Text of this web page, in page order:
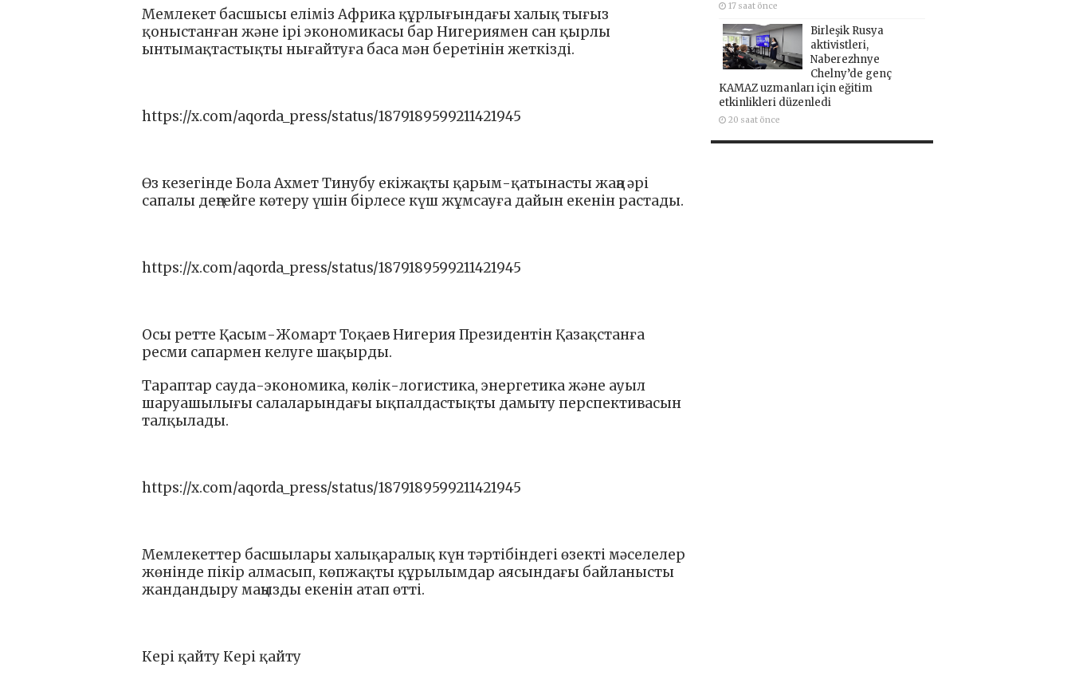
Мемлекет басшысы еліміз Африка құрлығындағы халық тығыз
қоныстанған және ірі экономикасы бар Нигериямен сан қырлы
ынтымақтастықты нығайтуға баса мән беретінін жеткізді.
https://x.com/aqorda_press/status/1879189599211421945
Өз кезегінде Бола Ахмет Тинубу екіжақты қарым-қатынасты жаңа әрі
сапалы деңгейге көтеру үшін бірлесе күш жұмсауға дайын екенін растады.
https://x.com/aqorda_press/status/1879189599211421945
Осы ретте Қасым-Жомарт Тоқаев Нигерия Президентін Қазақстанға
ресми сапармен келуге шақырды.
Тараптар сауда-экономика, көлік-логистика, энергетика және ауыл
шаруашылығы салаларындағы ықпалдастықты дамыту перспективасын
талқылады.
https://x.com/aqorda_press/status/1879189599211421945
Мемлекеттер басшылары халықаралық күн тәртібіндегі өзекті мәселелер
жөнінде пікір алмасып, көпжақты құрылымдар аясындағы байланысты
жандандыру маңызды екенін атап өтті.
Кері қайту Кері қайту
17 saat önce
Birleşik Rusya
aktivistleri,
Naberezhnye
Chelny’de genç
KAMAZ uzmanları için eğitim
etkinlikleri düzenledi
20 saat önce